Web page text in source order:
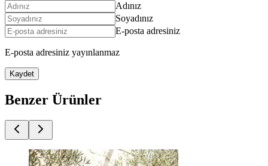
Adınız
Soyadınız
E-posta adresiniz
E-posta adresiniz yayınlanmaz
Kaydet
Benzer Ürünler